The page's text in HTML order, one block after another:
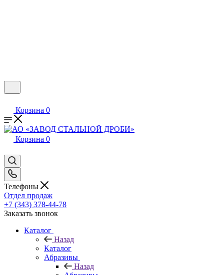
Корзина 0
Корзина 0
Телефоны
Отдел продаж
+7 (343) 378-44-78
Заказать звонок
Каталог
Назад
Каталог
Абразивы
Назад